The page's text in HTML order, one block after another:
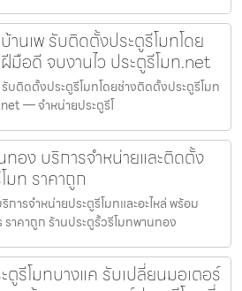
านเพ รับติดตั้งประตูรีโมทโดย
มือดี จบงานไว ประตูรีโมท.net
บติดตั้งประตูรีโมทโดยช่างติดตั้งประตูรีโมท
— จำหน่ายประตูรีโ
ทอง บริการจำหน่ายและติดตั้ง
มท ราคาถูก
ารจำหน่ายประตูรีโมทและอะไหล่ พร้อม
าคาถูก ร้านประตูรั้วรีโมทพานทอง
ตูรีโมทบางแค รับเปลี่ยนมอเตอร์